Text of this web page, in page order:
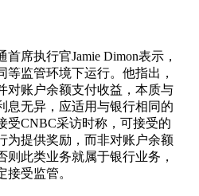
席执行官Jamie Dimon表示，
等监管环境下运行。他指出，
对账户余额支付收益，本质与
息无异，应适用与银行相同的
受CNBC采访时称，可接受的
为提供奖励，而非对账户余额
则此类业务就属于银行业务，
接受监管。